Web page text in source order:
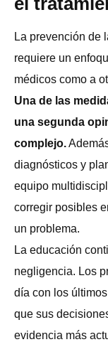
La prevención de
requiere un
médicos como a
Una de las
una segunda
complejo.
diagnósticos y
equipo
corregir posibles
un problema.
La educación
negligencia. Los
día con los
que sus
evidencia más